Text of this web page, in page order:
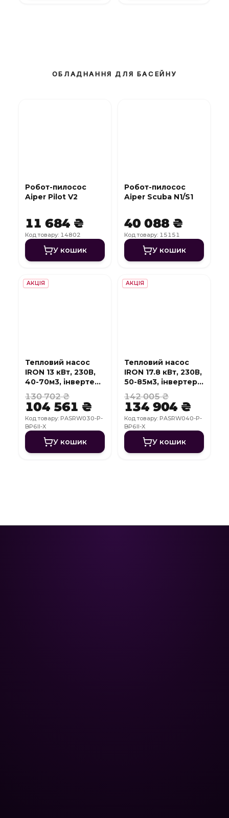
ОБЛАДНАННЯ ДЛЯ БАСЕЙНУ
Робот-пилосос
Aiper Pilot V2
11 684 ₴
Код товару: 14802
У кошик
Робот-пилосос
Aiper Scuba N1/S1
40 088 ₴
Код товару: 15151
У кошик
АКЦІЯ
Тепловий насос
IRON 13 кВт, 230В,
40-70м3, інвертер,
з охолодженням,
WI-FI
130 702 ₴
104 561 ₴
Код товару: PASRW030-P-
BP6II-X
У кошик
АКЦІЯ
Тепловий насос
IRON 17.8 кВт, 230В,
50-85м3, інвертер,
з охолодженням,
WI-FI
142 005 ₴
134 904 ₴
Код товару: PASRW040-P-
BP6II-X
У кошик